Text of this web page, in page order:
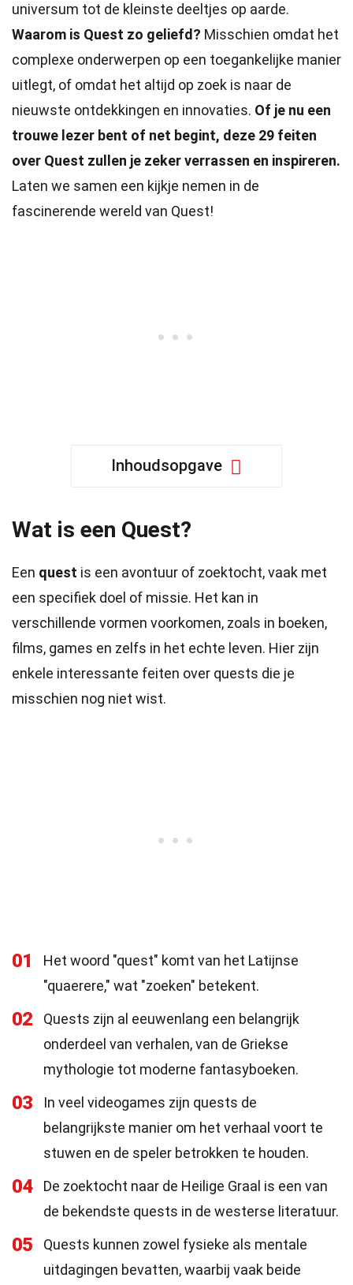
universum tot de kleinste deeltjes op aarde.
Waarom is Quest zo geliefd? Misschien omdat het
complexe onderwerpen op een toegankelijke manier
uitlegt, of omdat het altijd op zoek is naar de
nieuwste ontdekkingen en innovaties. Of je nu een
trouwe lezer bent of net begint, deze 29 feiten
over Quest zullen je zeker verrassen en inspireren.
Laten we samen een kijkje nemen in de
fascinerende wereld van Quest!
Inhoudsopgave
Wat is een Quest?
Een quest is een avontuur of zoektocht, vaak met
een specifiek doel of missie. Het kan in
verschillende vormen voorkomen, zoals in boeken,
films, games en zelfs in het echte leven. Hier zijn
enkele interessante feiten over quests die je
misschien nog niet wist.
01
Het woord "quest" komt van het Latijnse
"quaerere," wat "zoeken" betekent.
02
Quests zijn al eeuwenlang een belangrijk
onderdeel van verhalen, van de Griekse
mythologie tot moderne fantasyboeken.
03
In veel videogames zijn quests de
belangrijkste manier om het verhaal voort te
stuwen en de speler betrokken te houden.
04
De zoektocht naar de Heilige Graal is een van
de bekendste quests in de westerse literatuur.
05
Quests kunnen zowel fysieke als mentale
uitdagingen bevatten, waarbij vaak beide